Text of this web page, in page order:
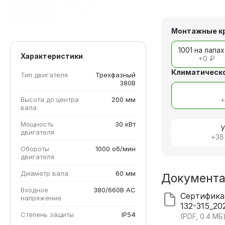
Характеристики
Тип двигателя
Трехфазный
380В
Высота до центра
вала
200 мм
Мощность
двигателя
30 кВт
Обороты
двигателя
1000 об/мин
Диаметр вала 60 мм
Входное
напряжение
380/660В AC
Степень защиты IP54
Монтажные
1001 на
+0 ₽
+
+
132-
(PDF, 0.4